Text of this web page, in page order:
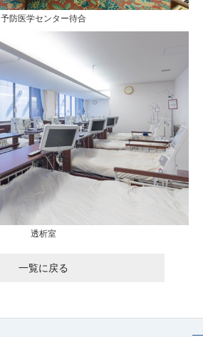
予防医学センター待合
透析室
一覧に戻る